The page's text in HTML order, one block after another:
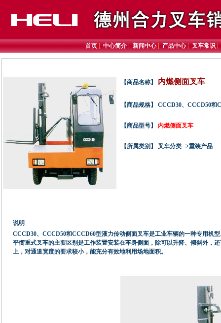
首页| 中心简介| 新闻中心| 产品中心| 叉车常识
【商品名称】 内燃侧面叉车
【商品规格】 CCCD30、CCCD50
【商品型号】 内燃侧面叉车
【所属类别】 叉车分类-->重装产品
说明
CCCD30、CCCD50和CCCD60型液力传动侧面叉车是工业车辆的一种专用机
平衡重式叉车的主要区别是工作装置安装在车身侧面，除可以升降、倾斜外，
上，对通道宽度的要求较小，能充分有效地利用场地面积。